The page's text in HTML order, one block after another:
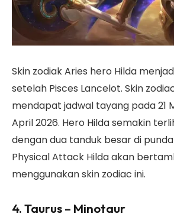
Skin zodiak Aries hero Hilda
setelah Pisces Lancelot. Skin
mendapat jadwal tayang pada 21
April 2026. Hero Hilda semakin
dengan dua tanduk besar di
Physical Attack Hilda akan
menggunakan skin zodiac ini.
4. Taurus – Minotaur